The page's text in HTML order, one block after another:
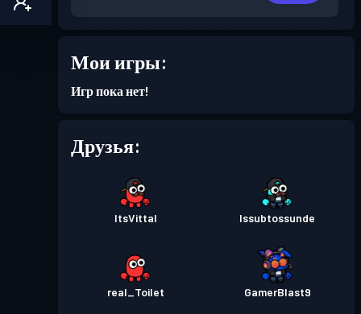
Season 4
Season 3
Уровень
30
Мои игры:
Игр пока нет!
Друзья:
ItsVittal Issubtossunde
real_Toilet GamerBlast9